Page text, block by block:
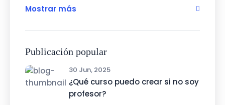
Mostrar más
Publicación popular
30 Jun, 2025
¿Qué curso puedo crear si no soy
profesor?